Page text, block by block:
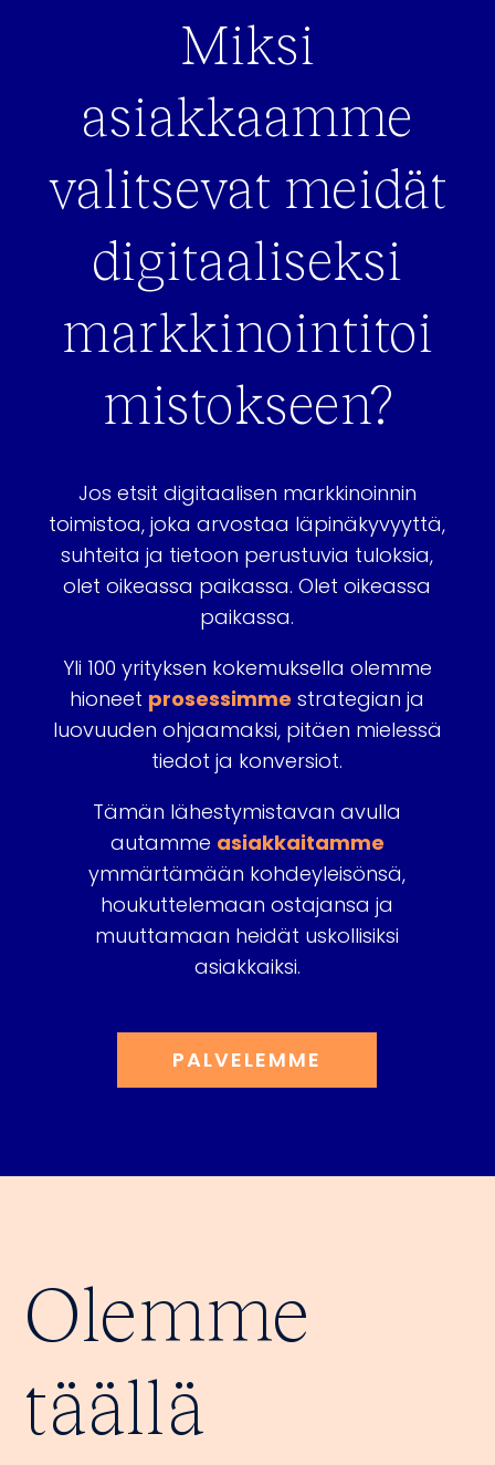
Miksi
asiakkaamme
valitsevat meidät
digitaaliseksi
markkinointitoi
mistokseen?
Jos etsit digitaalisen markkinoinnin
toimistoa, joka arvostaa läpinäkyvyyttä,
suhteita ja tietoon perustuvia tuloksia,
olet oikeassa paikassa. Olet oikeassa
paikassa.
Yli 100 yrityksen kokemuksella olemme
hioneet prosessimme strategian ja
luovuuden ohjaamaksi, pitäen mielessä
tiedot ja konversiot.
Tämän lähestymistavan avulla
autamme asiakkaitamme
ymmärtämään kohdeyleisönsä,
houkuttelemaan ostajansa ja
muuttamaan heidät uskollisiksi
asiakkaiksi.
PALVELEMME
Olemme
täällä